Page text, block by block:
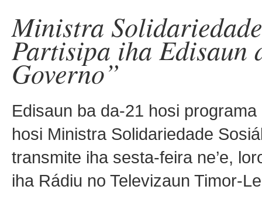
Ministra
Partisipa iha Edisaun
Governo”
Edisaun ba da-21 hosi
hosi Ministra Solidariedade
transmite iha sesta-feira ne’e,
iha Rádiu no Televizaun Timor-